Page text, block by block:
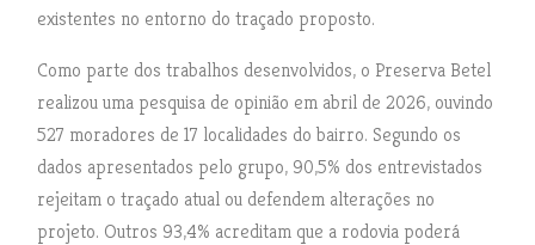
existentes no entorno do traçado proposto.
Como parte dos trabalhos desenvolvidos, o Preserva Betel
realizou uma pesquisa de opinião em abril de 2026, ouvindo
527 moradores de 17 localidades do bairro. Segundo os
dados apresentados pelo grupo, 90,5% dos entrevistados
rejeitam o traçado atual ou defendem alterações no
projeto. Outros 93,4% acreditam que a rodovia poderá